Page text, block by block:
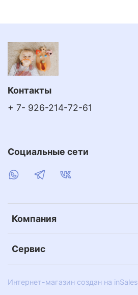
Компания
Сервис
Контакты
+ 7- 926-214-72-61
Социальные сети
Интернет-магазин создан на inSales